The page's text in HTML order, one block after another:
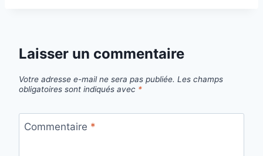
Laisser un commentaire
Votre adresse e-mail ne sera pas publiée. Les champs
obligatoires sont indiqués avec *
Commentaire *